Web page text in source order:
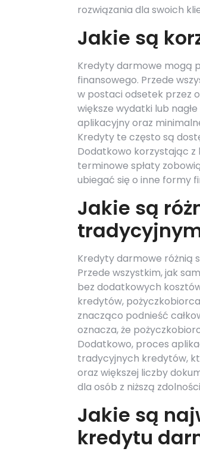
rozwiązania dla swoich
Jakie są
Kredyty darmowe mogą
finansowego. Przede
w postaci odsetek przez
większe wydatki lub
aplikacyjny oraz
Kredyty te często są
Dodatkowo korzystając
terminowe spłaty
ubiegać się o inne formy
Jakie są
Kredyty darmowe różnią
Przede wszystkim, jak
bez dodatkowych
kredytów,
znacząco podnieść
oznacza, że
Dodatkowo, proces
tradycyjnych kredytów,
oraz większej liczby
dla osób z niższą
Jakie są
kredytu